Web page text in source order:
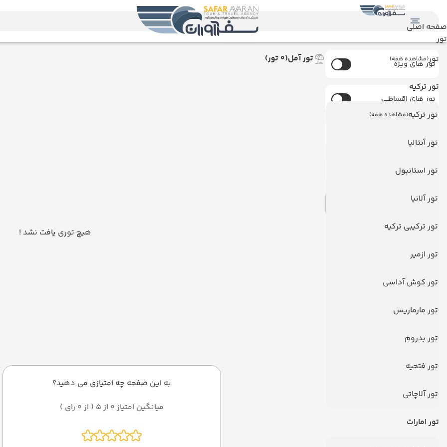
صفحه اصلی
تور
تور(مشاهده همه)
تور ترکیه
تور ترکیه(مشاهده همه)
تور آنتالیا
تور استانبول
تور آلانیا
تور ترکیبی ترکیه
تور ازمیر
تور کوش آداسی
تور مارماریس
تور بدروم
تور فتحیه
تور آلاچاتی
تور امارات
تور های ویژه
تور های اقساطـی
امکان خرید آنلاین
اعمال فیلتر
تور آمل(0 تور)
هیچ توری یافت نشد !
به این صفحه چه امتیازی می دهید؟
میانگین امتیاز 0 از 5 ( از 0 رای )